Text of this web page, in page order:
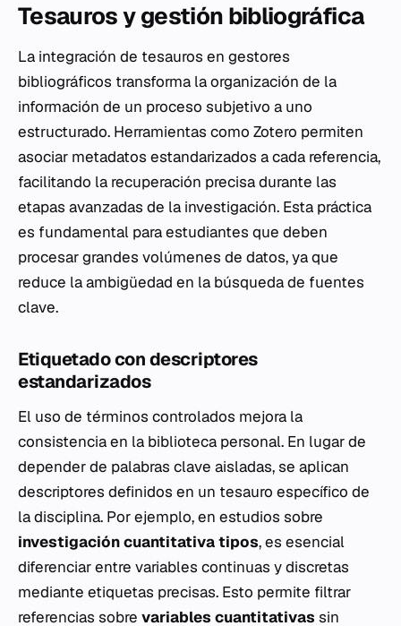
Tesauros y gestión bibliográfica
La integración de tesauros en gestores
bibliográficos transforma la organización de la
información de un proceso subjetivo a uno
estructurado. Herramientas como Zotero permiten
asociar metadatos estandarizados a cada referencia,
facilitando la recuperación precisa durante las
etapas avanzadas de la investigación. Esta práctica
es fundamental para estudiantes que deben
procesar grandes volúmenes de datos, ya que
reduce la ambigüedad en la búsqueda de fuentes
clave.
Etiquetado con descriptores
estandarizados
El uso de términos controlados mejora la
consistencia en la biblioteca personal. En lugar de
depender de palabras clave aisladas, se aplican
descriptores definidos en un tesauro específico de
la disciplina. Por ejemplo, en estudios sobre
investigación cuantitativa tipos, es esencial
diferenciar entre variables continuas y discretas
mediante etiquetas precisas. Esto permite filtrar
referencias sobre variables cuantitativas sin